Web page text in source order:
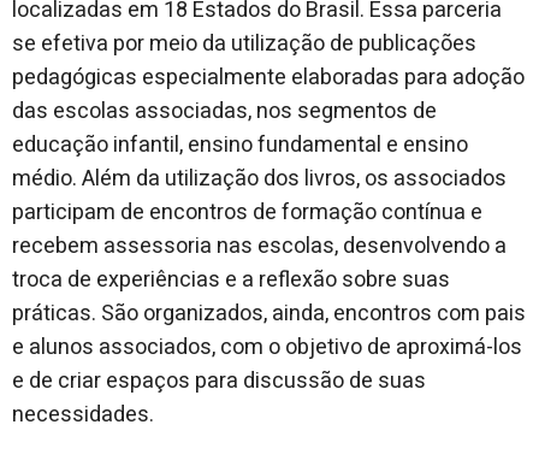
localizadas em 18 Estados do Brasil. Essa parceria
se efetiva por meio da utilização de publicações
pedagógicas especialmente elaboradas para adoção
das escolas associadas, nos segmentos de
educação infantil, ensino fundamental e ensino
médio. Além da utilização dos livros, os associados
participam de encontros de formação contínua e
recebem assessoria nas escolas, desenvolvendo a
troca de experiências e a reflexão sobre suas
práticas. São organizados, ainda, encontros com pais
e alunos associados, com o objetivo de aproximá-los
e de criar espaços para discussão de suas
necessidades.